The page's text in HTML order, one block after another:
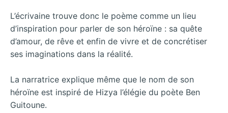
L’écrivaine trouve donc le poème comme un lieu
d’inspiration pour parler de son héroïne : sa quête
d’amour, de rêve et enfin de vivre et de concrétiser
ses imaginations dans la réalité.
La narratrice explique même que le nom de son
héroïne est inspiré de Hizya l’élégie du poète Ben
Guitoune.